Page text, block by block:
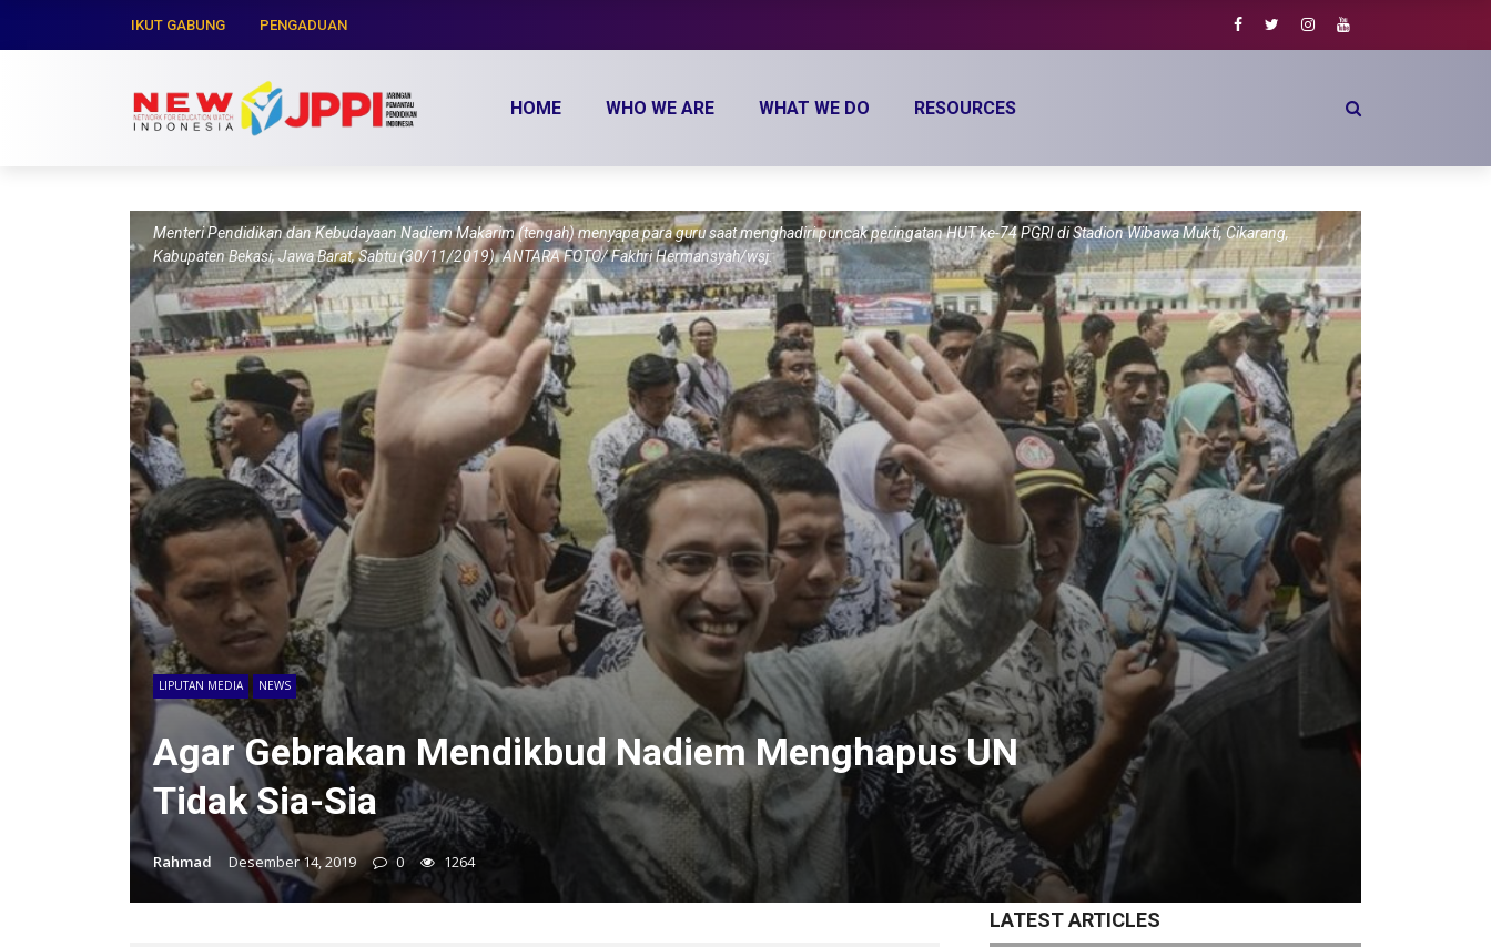
IKUT GABUNG PENGADUAN
HOME WHO WE ARE WHAT WE DO RESOURCES
Menteri Pendidikan dan Kebudayaan Nadiem Makarim (tengah) menyapa para guru saat menghadiri puncak peringatan HUT ke-74 PGRI di Stadion Wibawa Mukti, Cikarang,
Kabupaten Bekasi, Jawa Barat, Sabtu (30/11/2019). ANTARA FOTO/ Fakhri Hermansyah/wsj.
LIPUTAN MEDIA NEWS
Agar Gebrakan Mendikbud Nadiem Menghapus UN
Tidak Sia-Sia
Rahmad Desember 14, 2019 0 1264
LATEST ARTICLES